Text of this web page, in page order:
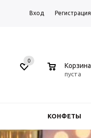
Вход Регистрация
0
Корзина
пуста
КОНФЕТЫ